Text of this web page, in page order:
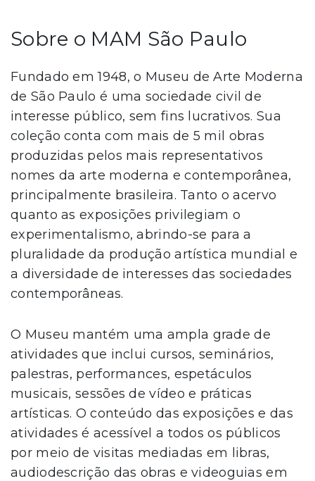
Sobre o MAM São Paulo
Fundado em 1948, o Museu de Arte Moderna
de São Paulo é uma sociedade civil de
interesse público, sem fins lucrativos. Sua
coleção conta com mais de 5 mil obras
produzidas pelos mais representativos
nomes da arte moderna e contemporânea,
principalmente brasileira. Tanto o acervo
quanto as exposições privilegiam o
experimentalismo, abrindo-se para a
pluralidade da produção artística mundial e
a diversidade de interesses das sociedades
contemporâneas.
O Museu mantém uma ampla grade de
atividades que inclui cursos, seminários,
palestras, performances, espetáculos
musicais, sessões de vídeo e práticas
artísticas. O conteúdo das exposições e das
atividades é acessível a todos os públicos
por meio de visitas mediadas em libras,
audiodescrição das obras e videoguias em